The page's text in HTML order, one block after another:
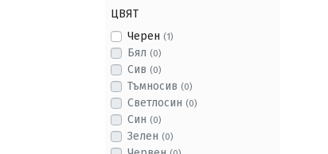
ЦВЯТ
Черен (1)
Бял (0)
Сив (0)
Тъмносив (0)
Светлосин (0)
Син (0)
Зелен (0)